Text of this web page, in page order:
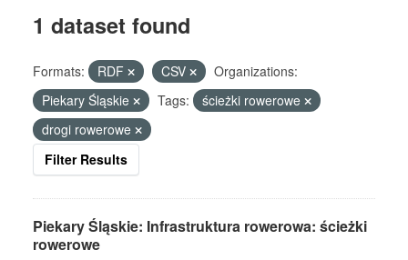
1 dataset found
Formats: RDF CSV
Organizations:
Piekary Śląskie
Tags:
ścieżki rowerowe
drogi rowerowe
Filter Results
Piekary Śląskie: Infrastruktura rowerowa: ścieżki
rowerowe